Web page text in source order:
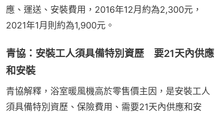
應、運送、安裝費用，2016年12月約為2,300元，
2021年1月則約為1,900元。
青協：安裝工人須具備特別資歷 要21天內供應
和安裝
青協解釋，浴室暖風機高於零售價主因，是安裝工人
須具備特別資歷、保險費用、需要21天內供應和安